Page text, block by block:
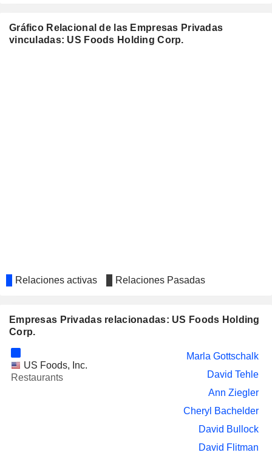
CARMAX, INC.
VESTIS CORPORATION
James Barber
Gráfico Relacional de las Empresas Privadas
vinculadas: US Foods Holding Corp.
Relaciones activas Relaciones Pasadas
Empresas Privadas relacionadas: US Foods Holding
Corp.
US Foods, Inc.
Restaurants
Marla Gottschalk
David Tehle
Ann Ziegler
Cheryl Bachelder
David Bullock
David Flitman